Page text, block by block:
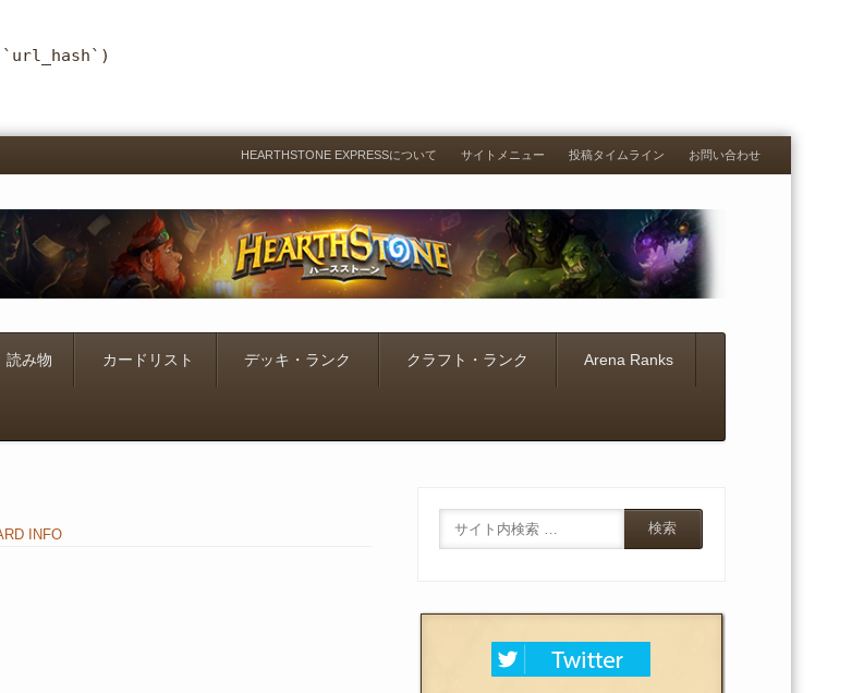
(`url_hash`)
Menu
Skip
to
HEARTHSTONE EXPRESSについて サイトメニュー 投稿タイムライン お問い合わせ
読み物 カードリスト デッキ・ランク クラフト・ランク Arena Ranks
INFO